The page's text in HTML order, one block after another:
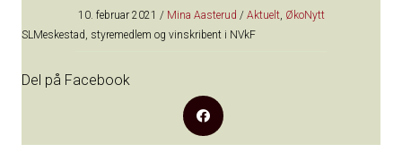
10. februar 2021 / Mina Aasterud / Aktuelt, ØkoNytt
SLMeskestad, styremedlem og vinskribent i NVkF
Del på Facebook